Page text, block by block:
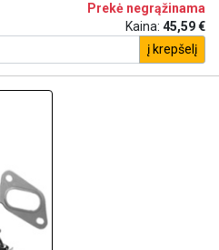
Prekė negrąžinama
Kaina: 45,59 €
į krepšelį